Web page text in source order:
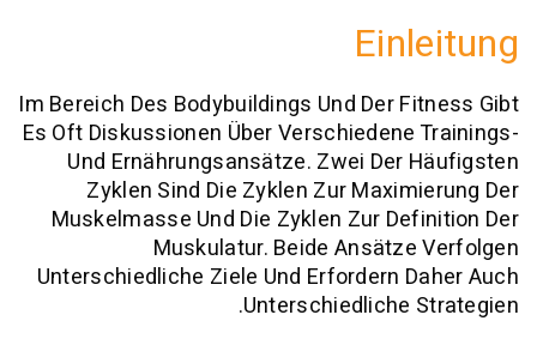
Im Bereich Des Bodybuildings Und Der
Es Oft Diskussionen Über Verschiedene
Und Ernährungsansätze. Zwei Der
Zyklen Sind Die Zyklen Zur
Muskelmasse Und Die Zyklen Zur
Muskulatur. Beide
Unterschiedliche Ziele Und Erfordern
Unterschiedliche